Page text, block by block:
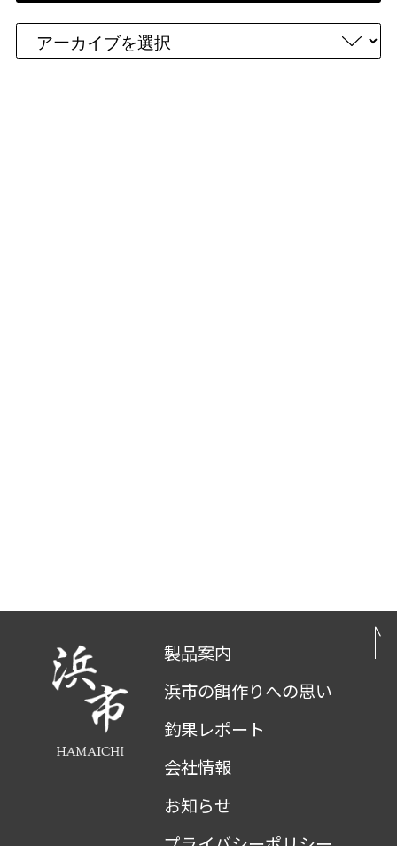
製品案内
浜市の餌作りへの思い
釣果レポート
会社情報
お知らせ